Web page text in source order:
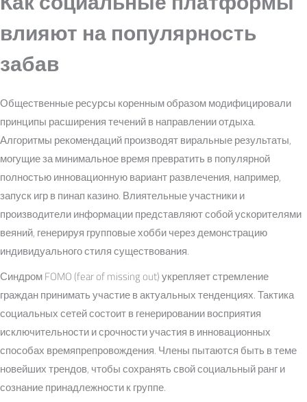
влияют на популярность
забав
Общественные ресурсы коренным образом модифицировали
принципы расширения течений в направлении отдыха.
Алгоритмы рекомендаций производят виральные результаты,
могущие за минимальное время превратить в популярной
полностью инновационную вариант развлечения, например,
запуск игр в пинап казино. Влиятельные участники и
производители информации представляют собой ускорителями
веяний, генерируя групповые хобби через демонстрацию
индивидуального стиля существования.
Синдром FOMO (fear of missing out) укрепляет стремление
граждан принимать участие в актуальных тенденциях. Тактика
социальных сетей состоит в генерировании восприятия
исключительности и срочности участия в инновационных
способах времяпрепровождения. Члены пытаются быть в теме
новейших трендов, чтобы сохранять свой социальный ранг и
сознание принадлежности к группе.